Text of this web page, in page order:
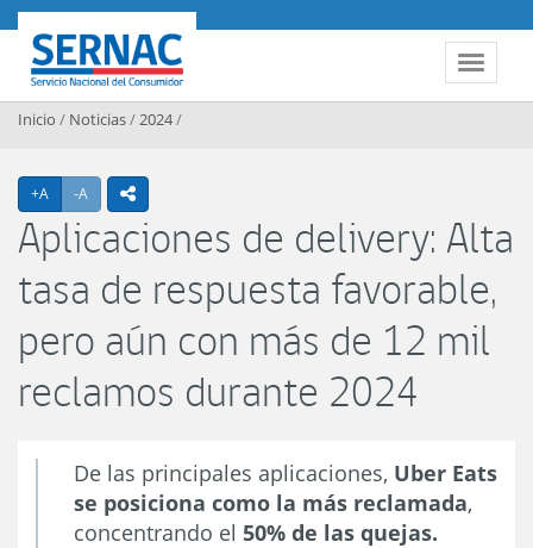
Contenido principal
Toggle
SERNAC
Inicio / Noticias/2024/
+A Agrandar texto
-A Achicar textoicono compartir
Aplicaciones de delivery: Alta
tasa de respuesta favorable,
pero aún con más de 12 mil
reclamos durante 2024
De las principales aplicaciones, Uber Eats
se posiciona como la más reclamada,
concentrando el 50% de las quejas.